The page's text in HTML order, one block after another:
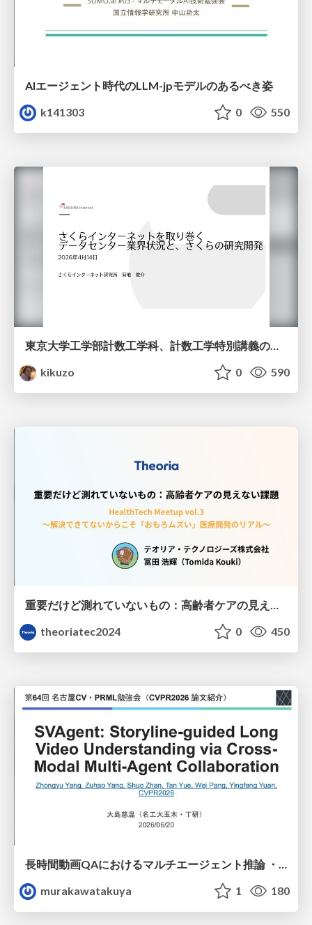
AIエージェント時代のLLM-jpモデルのあるべき姿
k141303
0 550
kikuzo
0 590
重要だけど測れていないもの：高齢者ケアの見えない課題
theoriatec2024
0 450
長時間動画QAにおけるマルチエージェント推論 ・SVAgent: Storyline-Guided Long Video Understanding via Cross-Modal Multi-Agent Collaboration
murakawatakuya
1 180